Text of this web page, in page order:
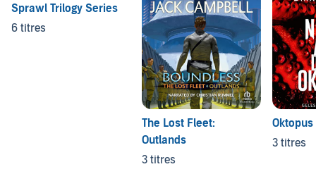
Sprawl Trilogy Series
6 titres
The Lost Fleet:
Outlands
3 titres
Oktopus
3 titres